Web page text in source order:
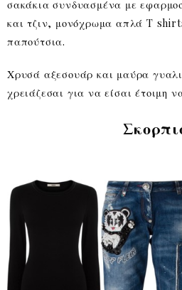
σακάκια συνδυασμένα με
και τζιν, μονόχρωμα απλά T
παπούτσια.
Χρυσά αξεσουάρ και μαύρα
χρειάζεσαι για να είσαι έτοιμη